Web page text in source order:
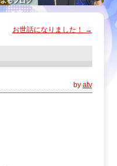
お世話になりました！ →
by atv